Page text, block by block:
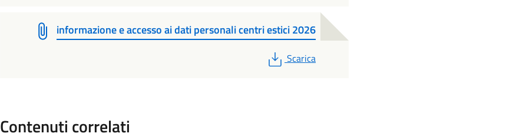
informazione e accesso ai dati personali centri estici 2026
PDF
Scarica
Contenuti correlati